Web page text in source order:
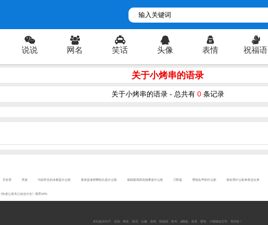
说说 网名 笑话 头像 表情 祝福语
关于小烤串的语录
关于小烤串的语录 - 总共有 0条记录
贝吉塔 哭道 70后怀念的冰棍是什么歌 原来是老师啊告白是什么歌 他唱着洞房花烛事是什么歌 刀郎是 男唱女声的什么歌 喜欢用什么歌来表达出来
《给老公发关心短信大全》推荐10句
本站提供句子 说说 网名 笑话 头像 表情 祝福语 情书 dj舞曲 语录 爱情 小狸猫短文学 。等内容！